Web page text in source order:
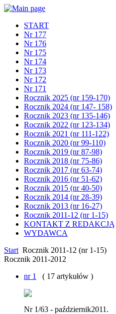
START
Nr 177
Nr 176
Nr 175
Nr 174
Nr 173
Nr 172
Nr 171
Rocznik 2025 (nr 159-170)
Rocznik 2024 (nr 147- 158)
Rocznik 2023 (nr 135-146)
Rocznik 2022 (nr 123-134)
Rocznik 2021 (nr 111-122)
Rocznik 2020 (nr 99-110)
Rocznik 2019 (nr 87-98)
Rocznik 2018 (nr 75-86)
Rocznik 2017 (nr 63-74)
Rocznik 2016 (nr 51-62)
Rocznik 2015 (nr 40-50)
Rocznik 2014 (nr 28-39)
Rocznik 2013 (nr 16-27)
Rocznik 2011-12 (nr 1-15)
KONTAKT Z REDAKCJĄ
WYDAWCA
Start Rocznik 2011-12 (nr 1-15)
Rocznik 2011-2012
nr 1
( 17 artykułów )
Nr 1/63 - październik2011.